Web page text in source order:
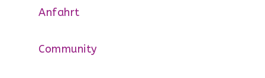
Anfahrt
Community